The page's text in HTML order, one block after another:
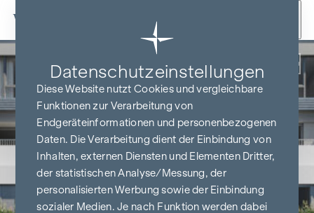
Zum Inhalt springen
Zurück
Datenschutz­einstellungen
Diese Website nutzt Cookies und vergleichbare
Funktionen zur Verarbeitung von
Endgeräteinformationen und personenbezogenen
Daten. Die Verarbeitung dient der Einbindung von
Inhalten, externen Diensten und Elementen Dritter,
der statistischen Analyse/Messung, der
personalisierten Werbung sowie der Einbindung
sozialer Medien. Je nach Funktion werden dabei